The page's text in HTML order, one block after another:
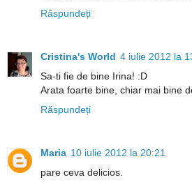
Răspundeți
Cristina's World 4 iulie 2012 la
Sa-ti fie de bine Irina! :D
Arata foarte bine, chiar mai bine
Răspundeți
Maria 10 iulie 2012 la 20:21
pare ceva delicios.